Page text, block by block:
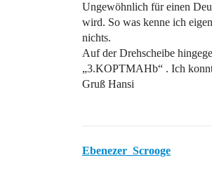
Ungewöhnlich für einen
wird. So was kenne ich
nichts.
Auf der Drehscheibe
„3.KOPTMAHb“ . Ich
Gruß Hansi
Ebenezer_Scrooge